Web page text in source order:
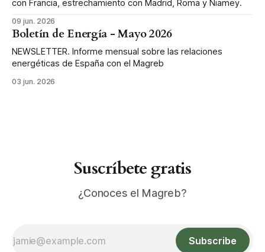
con Francia, estrechamiento con Madrid, Roma y Niamey.
09 jun. 2026
Boletín de Energía - Mayo 2026
NEWSLETTER. Informe mensual sobre las relaciones
energéticas de España con el Magreb
03 jun. 2026
Suscríbete gratis
¿Conoces el Magreb?
Subscribe